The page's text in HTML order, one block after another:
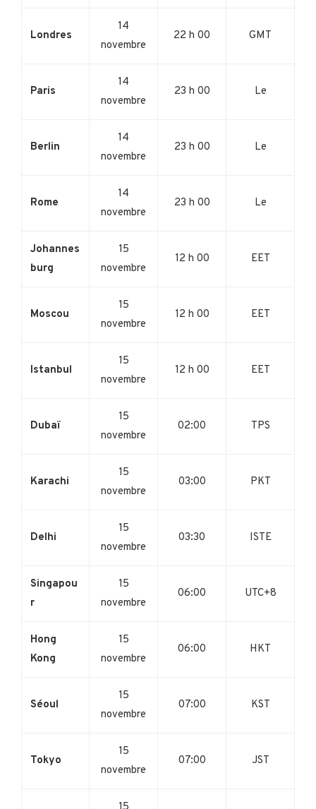
Londres
14
novembre
22 h 00 GMT
Paris
14
novembre
23 h 00 Le
Berlin
14
novembre
23 h 00 Le
Rome
14
novembre
23 h 00 Le
Johannes
burg
15
novembre
12 h 00 EET
Moscou
15
novembre
12 h 00 EET
Istanbul
15
novembre
12 h 00 EET
Dubaï
15
novembre
02:00 TPS
Karachi
15
novembre
03:00 PKT
Delhi
15
novembre
03:30 ISTE
Singapou
r
15
novembre
06:00 UTC+8
Hong
Kong
15
novembre
06:00 HKT
Séoul
15
novembre
07:00 KST
Tokyo
15
novembre
07:00 JST